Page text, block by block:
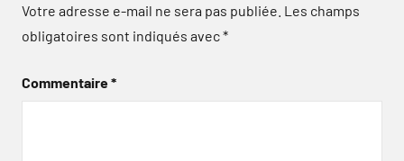
Votre adresse e-mail ne sera pas publiée. Les champs
obligatoires sont indiqués avec*
Commentaire*